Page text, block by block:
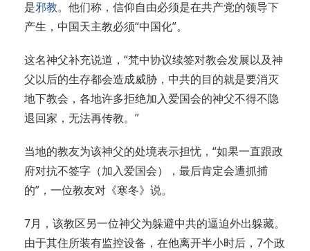
是邪教。他们称，信仰自由必须是在共产党的领导下
产生，中国天主教必须“中国化”。
这名神父补充说道，“梵中协议续签对教会发展以及神
父以后的生存都会造成威胁，中共的目的就是要消灭
地下教会，各地许多拒绝加入爱国会的神父不得不隐
退回家，无法再传教。”
当地的教友为该神父的处境表示担忧，“如果一直跟政
府对抗不签字（加入爱国会），最后肯定会遭抓捕
的”，一位教友对《寒冬》说。
7月，该教区另一位神父为躲避中共的逼迫外出躲藏。
由于其住所装有监控设备，在他离开半小时后，7个政